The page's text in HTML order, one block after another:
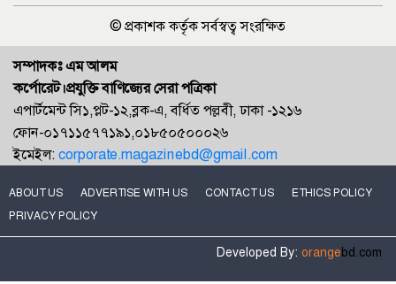
© প্রকাশক কর্তৃক সর্বস্বত্ব সংরক্ষিত
সম্পাদকঃ এম আলম
কর্পোরেট।প্রযুক্তি বাণিজ্যের সেরা পত্রিকা
এপার্টমেন্ট সি১,প্লট-১২,ব্লক-এ, বর্ধিত পল্লবী, ঢাকা -১২১৬
ফোন-০১৭১১৫৭৭১৯১,০১৮৫০৫০০০২৬
ইমেইল:corporate.magazinebd@gmail.com
ABOUT US ADVERTISE WITH US CONTACT US
ETHICS POLICY
PRIVACY POLICY
Developed By: orangebd.com